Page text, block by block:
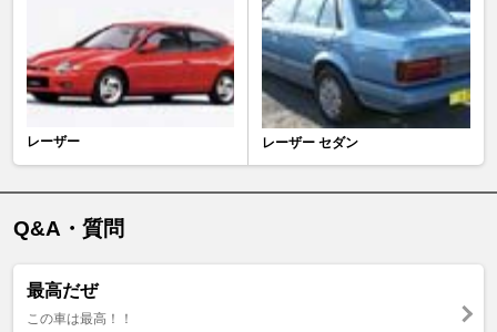
レーザー レーザー セダン
Q&A・質問
最高だぜ
この車は最高！！